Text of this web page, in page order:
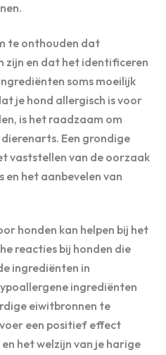
te onthouden dat
zijn en dat het identificeren
soms moeilijk
je hond allergisch is voor
is het raadzaam om
Een grondige
vaststellen van de oorzaak
en het aanbevelen van
honden kan helpen bij het
reacties bij honden die
ingrediënten in
ingrediënten
eiwitbronnen te
een positief effect
het welzijn van je harige